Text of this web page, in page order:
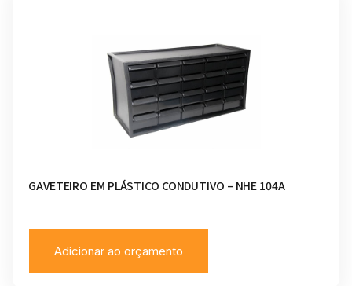
GAVETEIRO EM PLÁSTICO CONDUTIVO – NHE 104A
Adicionar ao orçamento